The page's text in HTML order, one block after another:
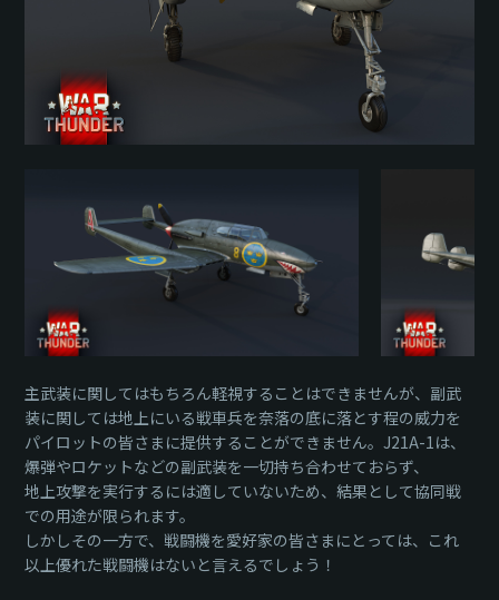
主武装に関してはもちろん軽視することはできませんが、副武
装に関しては地上にいる戦車兵を奈落の底に落とす程の威力を
パイロットの皆さまに提供することができません。J21A-1は、
爆弾やロケットなどの副武装を一切持ち合わせておらず、
地上攻撃を実行するには適していないため、結果として協同戦
での用途が限られます。
しかしその一方で、戦闘機を愛好家の皆さまにとっては、これ
以上優れた戦闘機はないと言えるでしょう！